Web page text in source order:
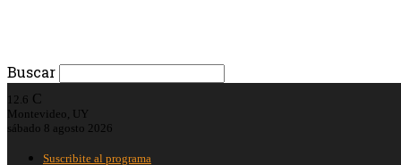
Buscar
12.6 C
Montevideo, UY
sábado 8 agosto 2026
Suscribite al programa